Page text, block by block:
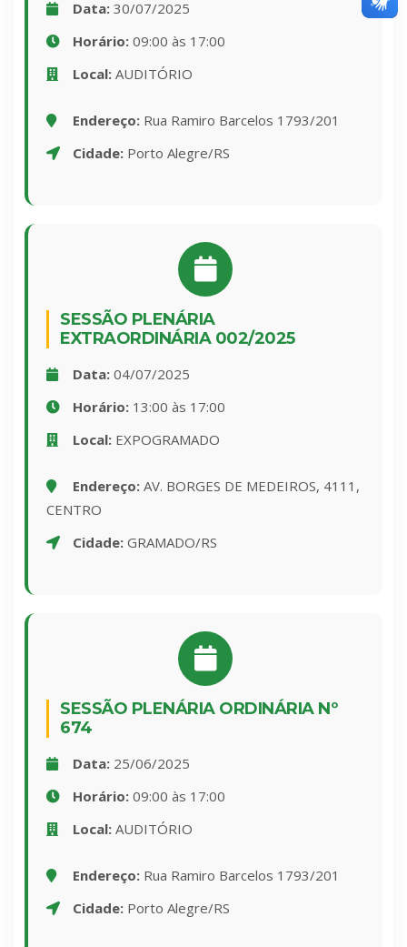
Data: 30/07/2025
Horário: 09:00 às 17:00
Local: AUDITÓRIO
Endereço: Rua Ramiro Barcelos 1793/201
Cidade: Porto Alegre/RS
SESSÃO PLENÁRIA
EXTRAORDINÁRIA 002/2025
Data: 04/07/2025
Horário: 13:00 às 17:00
Local: EXPOGRAMADO
Endereço: AV. BORGES DE MEDEIROS, 4111,
CENTRO
Cidade: GRAMADO/RS
SESSÃO PLENÁRIA ORDINÁRIA Nº
674
Data: 25/06/2025
Horário: 09:00 às 17:00
Local: AUDITÓRIO
Endereço: Rua Ramiro Barcelos 1793/201
Cidade: Porto Alegre/RS